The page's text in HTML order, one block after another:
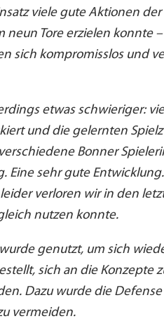
viele gute Aktionen der
neun Tore erzielen konnte
sich kompromisslos und
etwas schwieriger:
und die gelernten
Bonner
Eine sehr gute
verloren wir in den
nutzen konnte.
genutzt, um sich
sich an die Konzepte
Dazu wurde die
vermeiden.